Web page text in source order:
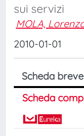
sui servizi
MOLA,
2010-01-01
Scheda breve
Scheda